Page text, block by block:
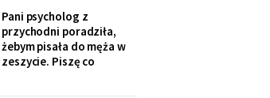
nie mówi, że mama coś
zrobiła źle". Zrobiło się
bardzo cicho.
Pani psycholog z
przychodni poradziła,
żebym pisała do męża w
zeszycie. Piszę co